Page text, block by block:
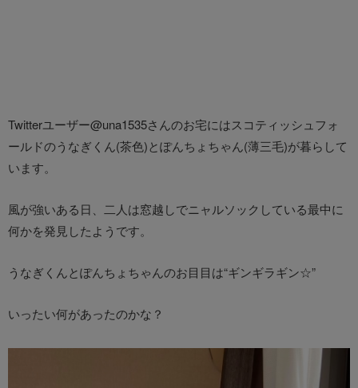
Twitterユーザー@una1535さんのお宅にはスコティッシュフォ
ールドのうなぎくん(茶色)とぽんちょちゃん(薄三毛)が暮らして
います。
風が強いある日、二人は窓越しでニャルソックしている最中に
何かを発見したようです。
うなぎくんとぽんちょちゃんのお目目は“ギンギラギン☆”
いったい何があったのかな？